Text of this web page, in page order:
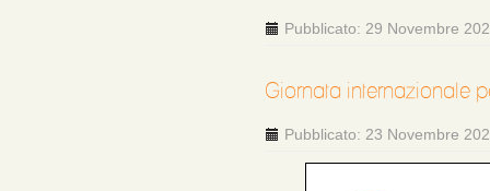
Pubblicato: 29 Novembre
Giornata internazionale
Pubblicato: 23 Novembre